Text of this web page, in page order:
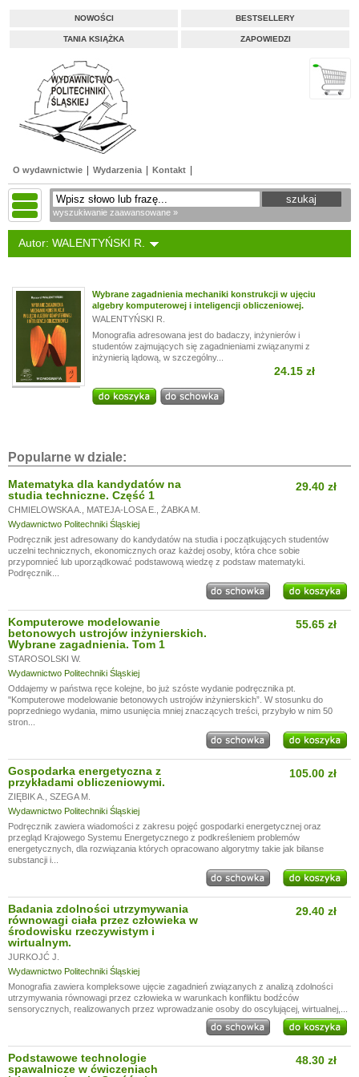
NOWOŚCI BESTSELLERY
TANIA KSIĄŻKA ZAPOWIEDZI
O wydawnictwie Wydarzenia Kontakt
wyszukiwanie zaawansowane »
Autor: WALENTYŃSKI R.
Wybrane zagadnienia mechaniki konstrukcji w ujęciu
algebry komputerowej i inteligencji obliczeniowej.
WALENTYŃSKI R.
Monografia adresowana jest do badaczy, inżynierów i
studentów zajmujących się zagadnieniami związanymi z
inżynierią lądową, w szczególny...
24.15 zł
Popularne w dziale:
Matematyka dla kandydatów na
studia techniczne. Część 1
CHMIELOWSKA A. MATEJA-LOSA E.
ŻABKA M.
Wydawnictwo Politechniki Śląskiej
29.40 zł
Podręcznik jest adresowany do kandydatów na studia i początkujących studentów
uczelni technicznych, ekonomicznych oraz każdej osoby, która chce sobie
przypomnieć lub uporządkować podstawową wiedzę z podstaw matematyki.
Podręcznik...
Komputerowe modelowanie
betonowych ustrojów inżynierskich.
Wybrane zagadnienia. Tom 1
STAROSOLSKI W.
Wydawnictwo Politechniki Śląskiej
55.65 zł
Oddajemy w państwa ręce kolejne, bo już szóste wydanie podręcznika pt.
"Komputerowe modelowanie betonowych ustrojów inżynierskich”. W stosunku do
poprzedniego wydania, mimo usunięcia mniej znaczących treści, przybyło w nim 50
stron...
Gospodarka energetyczna z
przykładami obliczeniowymi.
ZIĘBIK A.
SZEGA M.
Wydawnictwo Politechniki Śląskiej
105.00 zł
Podręcznik zawiera wiadomości z zakresu pojęć gospodarki energetycznej oraz
przegląd Krajowego Systemu Energetycznego z podkreśleniem problemów
energetycznych, dla rozwiązania których opracowano algorytmy takie jak bilanse
substancji i...
Badania zdolności utrzymywania
równowagi ciała przez człowieka w
środowisku rzeczywistym i
wirtualnym.
JURKOJĆ J.
Wydawnictwo Politechniki Śląskiej
29.40 zł
Monografia zawiera kompleksowe ujęcie zagadnień związanych z analizą zdolności
utrzymywania równowagi przez człowieka w warunkach konfliktu bodźców
sensorycznych, realizowanych przez wprowadzanie osoby do oscylującej, wirtualnej,...
Podstawowe technologie
spawalnicze w ćwiczeniach
48.30 zł